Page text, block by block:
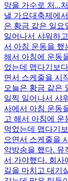
망을 가수로 처...
낼 가요대축제에
은 황금 같은 일요
일어나서 샤워하
서 아침 운동을 했
해서 아침에 운동
었는데 맵다기보
면서 스케줄을 시
오늘은 황금 같은
일찍 일어나서 샤
사에서 아침 운동
고 해서 아침에
먹었는데 맵다기
으면서 스케줄을
악방송을 했다. 뮤
서 가야했다. 회사
길을 마치고 대기